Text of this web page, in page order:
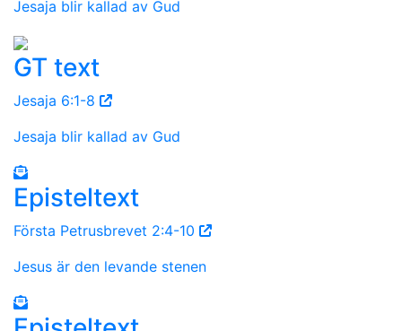
Jesaja blir kallad av Gud
GT text
Jesaja 6:1-8
Jesaja blir kallad av Gud
Episteltext
Första Petrusbrevet 2:4-10
Jesus är den levande stenen